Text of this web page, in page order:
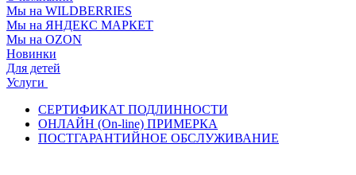
Мы на WILDBERRIES
Мы на ЯНДЕКС МАРКЕТ
Мы на OZON
Новинки
Для детей
Услуги
СЕРТИФИКАТ ПОДЛИННОСТИ
ОНЛАЙН (On-line) ПРИМЕРКА
ПОСТГАРАНТИЙНОЕ ОБСЛУЖИВАНИЕ